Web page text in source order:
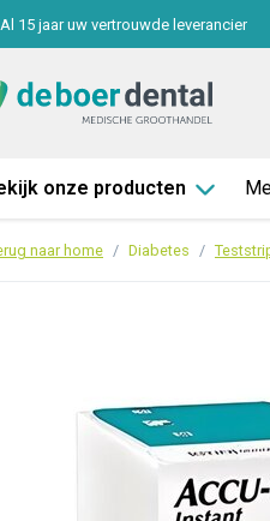
Al 15 jaar uw vertrouwde leverancier
onze producten
naar home Diabetes